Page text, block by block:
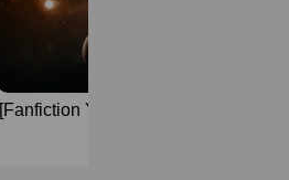
[Fanfiction Yuri on